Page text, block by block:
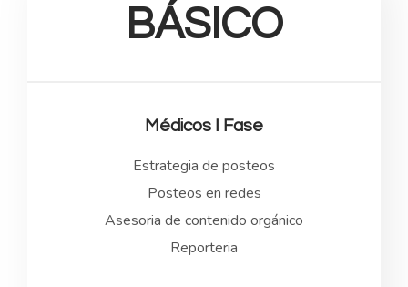
BÁSICO
Médicos I Fase
Estrategia de posteos
Posteos en redes
Asesoria de contenido orgánico
Reporteria